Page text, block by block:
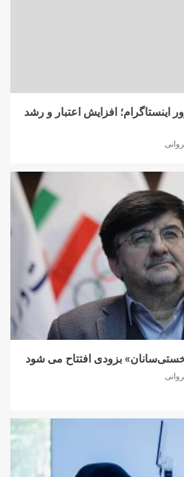
اینستاگرام؛ افزایش اعتبار و رشد
بزودی افتتاح می شود